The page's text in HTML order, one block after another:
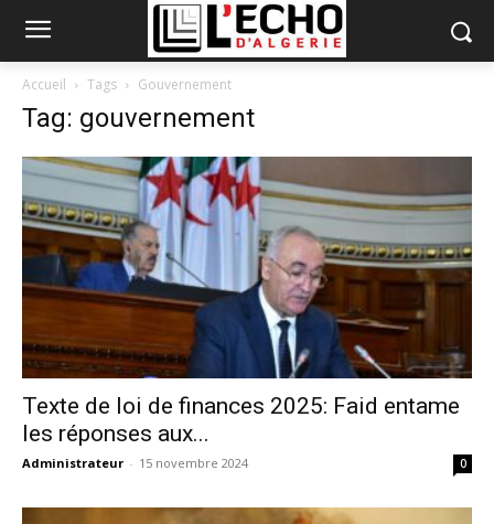
Accueil Tags Gouvernement
Tag: gouvernement
Texte de loi de finances 2025: Faid entame
les réponses aux...
Administrateur - 15 novembre 2024 0